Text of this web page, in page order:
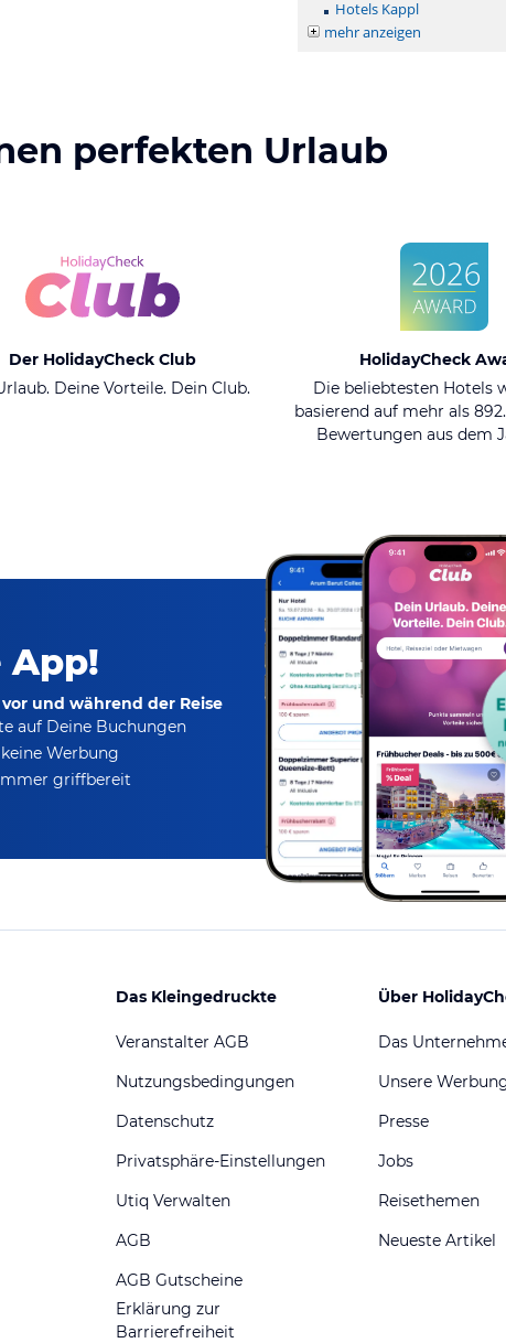
Hotels Kappl
mehr anzeigen
perfekten Urlaub
Der HolidayCheck Club
Deine Vorteile. Dein Club.
HolidayCheck
Die beliebtesten Hotels
basierend auf mehr als
Bewertungen aus dem
App!
und während der Reise
auf Deine Buchungen
keine Werbung
griffbereit
Das Kleingedruckte
Veranstalter AGB
Nutzungsbedingungen
Datenschutz
Privatsphäre-Einstellungen
Utiq Verwalten
AGB
AGB Gutscheine
Erklärung zur
Barrierefreiheit
Über
Das
Unsere
Presse
Jobs
Reisethemen
Neueste Artikel